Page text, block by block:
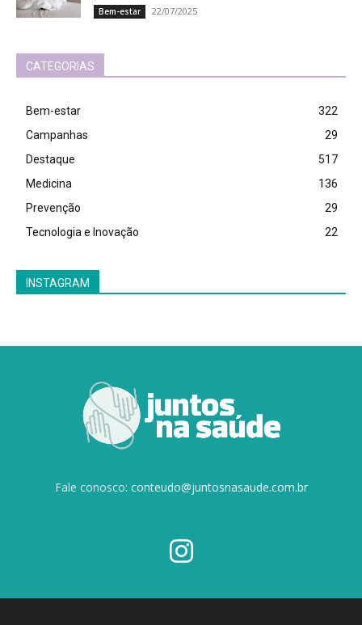
Bem-estar 22/07/2025
CATEGORIAS
Bem-estar
322
Campanhas
29
Destaque
517
Medicina
136
Prevenção
29
Tecnologia e Inovação
22
INSTAGRAM
Fale conosco: conteudo@juntosnasaude.com.br